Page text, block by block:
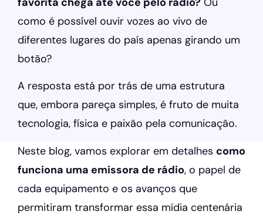
como é possível ouvir vozes ao vivo de
diferentes lugares do país apenas girando um
botão?
A resposta está por trás de uma estrutura
que, embora pareça simples, é fruto de muita
tecnologia, física e paixão pela comunicação.
Neste blog, vamos explorar em detalhes como
funciona uma emissora de rádio, o papel de
cada equipamento e os avanços que
permitiram transformar essa mídia centenária